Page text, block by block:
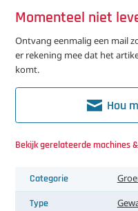
Ontvochtiging
Reinigingsmachines
Sorteermachines
Teeltbenodigdheden
Laatst toegevoegd
Momenteel niet
Ontvang eenmalig een mail
er rekening mee dat het
komt.
Hou
Bekijk gerelateerde machines
Categorie
Type